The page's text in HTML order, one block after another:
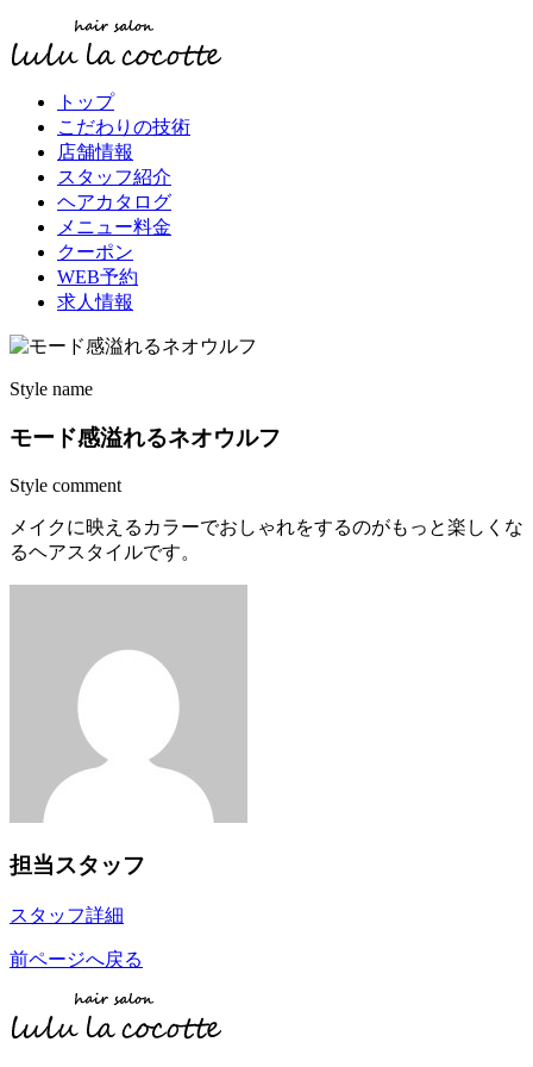
トップ
こだわりの技術
店舗情報
スタッフ紹介
ヘアカタログ
メニュー料金
クーポン
WEB予約
求人情報
Style name
モード感溢れるネオウルフ
Style comment
メイクに映えるカラーでおしゃれをするのがもっと楽しくな
るヘアスタイルです。
担当スタッフ
スタッフ詳細
前ページへ戻る